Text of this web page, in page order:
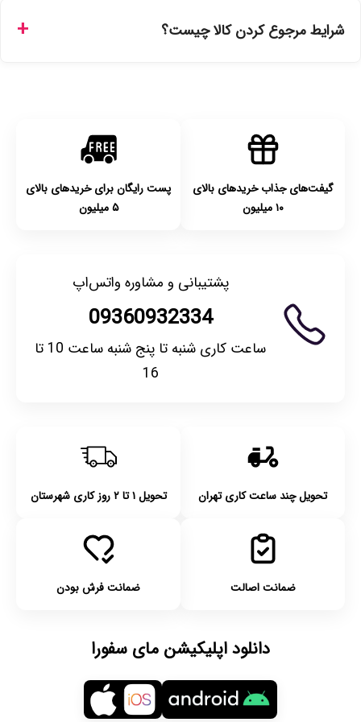
انتخاب کنید و برای شهرستان‌ها بین یک الی ۳ روز کاری از طریق
شرایط مرجوع کردن کالا چیست؟
گیفت‌های جذاب خریدهای بالای
۱۰ میلیون
پست رایگان برای خریدهای بالای
۵ میلیون
پشتیبانی و مشاوره واتس‌اپ
09360932334
ساعت کاری شنبه تا پنج شنبه ساعت 10 تا
16
تحویل چند ساعت کاری تهران تحویل ۱ تا ۲ روز کاری شهرستان
ضمانت اصالت ضمانت فرش بودن
دانلود اپلیکیشن مای سفورا